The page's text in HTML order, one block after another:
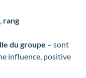
, rang
du groupe – sont
influence, positive